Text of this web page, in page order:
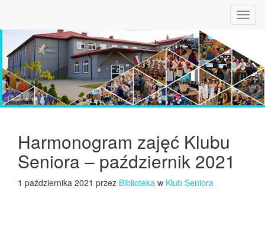
Harmonogram zajęć Klubu
Seniora – październik 2021
1 października 2021 przez Biblioteka w Klub Seniora